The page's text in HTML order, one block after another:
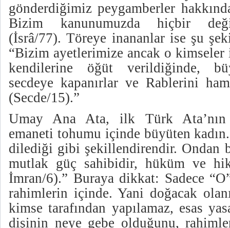
gönderdiğimiz peygamberler
Bizim kanunumuzda hiçbir
(İsrâ/77). Töreye inananlar ise şu
“Bizim ayetlerimize ancak o
kendilerine öğüt verildiğinde,
secdeye kapanırlar ve Rablerini
(Secde/15).”
Umay Ana Ata, ilk Türk Ata’nın
emaneti tohumu içinde büyüten
dilediği gibi şekillendirendir. Ondan
mutlak güç sahibidir, hüküm ve
İmran/6).” Buraya dikkat: Sadece
rahimlerin içinde. Yani doğacak
kimse tarafından yapılamaz, esas
dişinin neye gebe olduğunu,